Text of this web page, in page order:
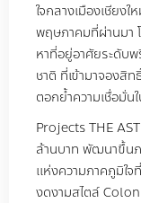
ใจกลางเมืองเชียง
พฤษภาคมที่ผ่านมา
หาที่อยู่อาศัยระดับ
ชาติ ที่เข้ามาจองสิ
ตอกย้ำความเชื่อมั่
ProjectsTHE
ล้านบาท พัฒนาขึ้น
แห่งความภาคภูมิใ
งดงามสไตล์